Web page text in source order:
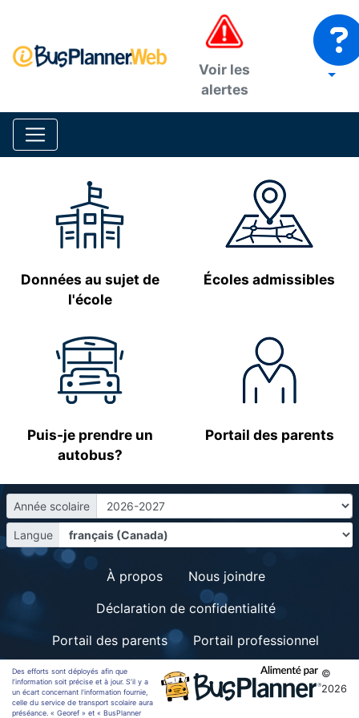
Voir les
alertes
Données au sujet de
l'école
Écoles admissibles
Puis-je prendre un
autobus?
Portail des parents
Année scolaire
Langue
À propos
Nous joindre
Déclaration de confidentialité
Portail des parents
Portail professionnel
Des efforts sont déployés afin que
l’information soit précise et à jour. S’il y a
un écart concernant l'information fournie,
celle du service de transport scolaire aura
préséance. « Georef » et « BusPlanner
©
2026